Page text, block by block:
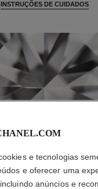
INSTRUÇÕES DE CUIDADOS
brilhante de 0,03
de cada peça podem
e tecnologias
e oferecer uma
anúncios e